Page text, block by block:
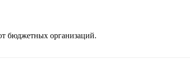
бюджетных организаций.